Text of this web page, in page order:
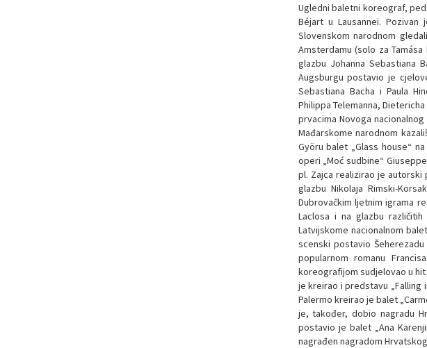
Ugledni baletni koreograf,
Béjart u Lausannei.
Slovenskom narodnom
Amsterdamu (solo za
glazbu Johanna Sebastiana
Augsburgu postavio je
Sebastiana Bacha i Paula
Philippa Telemanna,
prvacima Novoga
Mađarskome narodnom
Györu balet „Glass house“
operi „Moć sudbine“
pl. Zajca realizirao je autorski
glazbu Nikolaja Rimski-
Dubrovačkim ljetnim igrama
Laclosa i na glazbu
Latvijskome nacionalnom
scenski postavio
popularnom romanu
koreografijom sudjelovao u
je kreirao i predstavu „Falling
Palermo kreirao je balet
je, također, dobio nagradu
postavio je balet „Ana
nagrađen nagradom